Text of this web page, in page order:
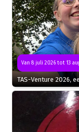
Van 8 juli 2026 tot 13
TAS-Venture 2026,